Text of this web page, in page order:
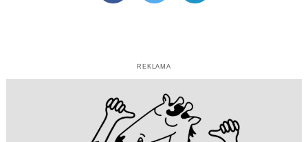
REKLAMA